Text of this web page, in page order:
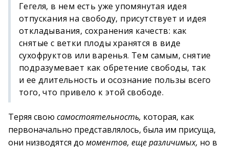
Гегеля, в нем есть уже упомянутая идея
отпускания на свободу, присутствует и идея
откладывания, сохранения качеств: как
снятые с ветки плоды хранятся в виде
сухофруктов или варенья. Тем самым, снятие
подразумевает как обретение свободы, так
и ее длительность и осознание пользы всего
того, что привело к этой свободе.
Теряя свою самостоятельность, которая, как
первоначально представлялось, была им присуща,
они низводятся до моментов, еще различимых, но в